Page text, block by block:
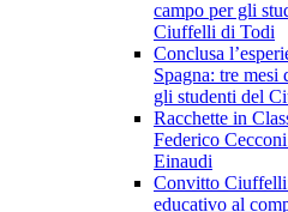
campo per gli
Ciuffelli di Todi
Conclusa
Spagna: tre
gli studenti del
Racchette in
Federico
Einaudi
Convitto
educativo al